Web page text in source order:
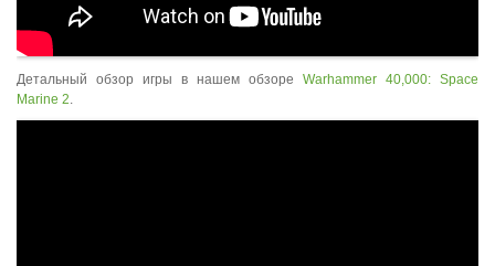
Детальный обзор игры в нашем обзоре Warhammer 40,000: Space
Marine 2.